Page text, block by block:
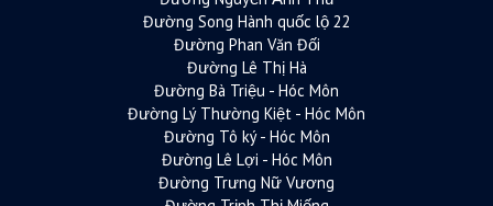
Đường Song Hành quốc lộ 22
Đường Phan Văn Đối
Đường Lê Thị Hà
Đường Bà Triệu - Hóc Môn
Đường Lý Thường Kiệt - Hóc Môn
Đường Tô ký - Hóc Môn
Đường Lê Lợi - Hóc Môn
Đường Trưng Nữ Vương